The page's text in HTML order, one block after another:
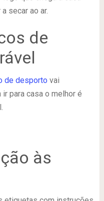
secar ao ar.
de
de desporto vai
para casa o melhor é
às